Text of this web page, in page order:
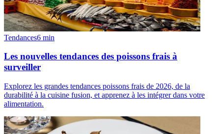
Tendances6 min
Les nouvelles tendances des poissons frais à
surveiller
Explorez les grandes tendances poissons frais de 2026, de la
durabilité à la cuisine fusion, et apprenez à les intégrer dans votre
alimentation.